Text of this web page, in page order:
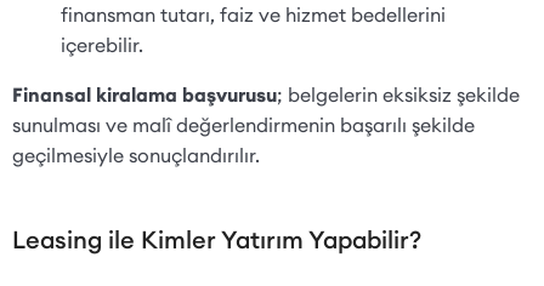
finansman tutarı, faiz ve hizmet bedellerini
içerebilir.
Finansal kiralama başvurusu; belgelerin eksiksiz şekilde
sunulması ve malî değerlendirmenin başarılı şekilde
geçilmesiyle sonuçlandırılır.
Leasing ile Kimler Yatırım Yapabilir?